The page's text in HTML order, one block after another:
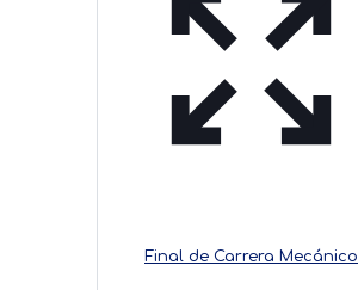
Final de Carrera Mecánico